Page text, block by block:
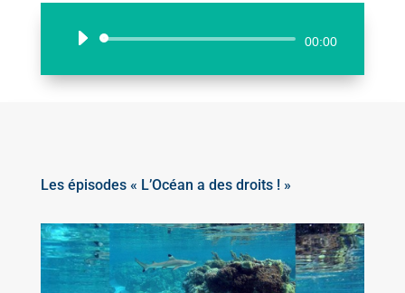
Lecteur
00:00
Les épisodes « L’Océan a des droits ! »